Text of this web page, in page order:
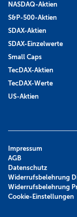
NASDAQ-Aktien
S&P-500-Aktien
SDAX-Aktien
SDAX-Einzelwerte
Small Caps
TecDAX-Aktien
TecDAX-Werte
US-Aktien
Impressum
AGB
Datenschutz
Widerrufsbelehrung
Widerrufsbelehrung
Cookie-Einstellungen